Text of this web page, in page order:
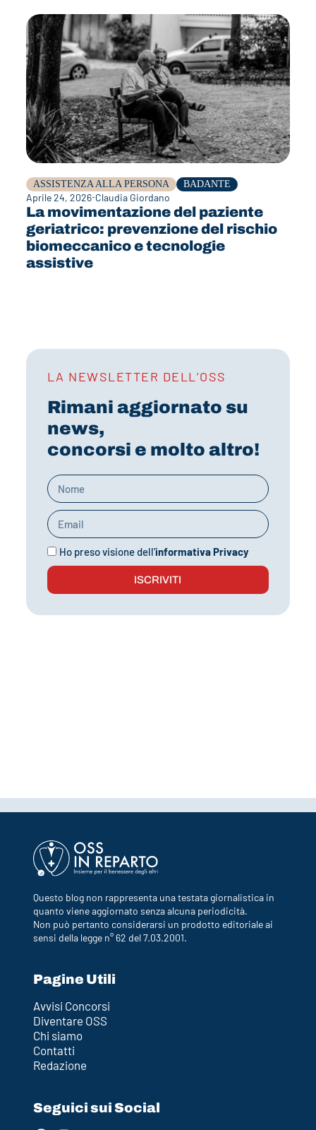
ASSISTENZA ALLA PERSONA BADANTE
Aprile 24, 2026 Claudia Giordano
La movimentazione del paziente
geriatrico: prevenzione del rischio
biomeccanico e tecnologie
assistive
LA NEWSLETTER DELL’OSS
Rimani aggiornato su
news,
concorsi e molto altro!
Ho preso visione dell'informativa Privacy
ISCRIVITI
Questo blog non rappresenta una testata giornalistica in
quanto viene aggiornato senza alcuna periodicità.
Non può pertanto considerarsi un prodotto editoriale ai
sensi della legge n° 62 del 7.03.2001.
Pagine Utili
Avvisi Concorsi
Diventare OSS
Chi siamo
Contatti
Redazione
Seguici sui Social